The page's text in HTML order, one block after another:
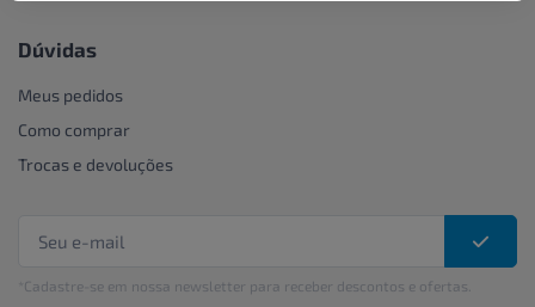
Dúvidas
Meus pedidos
Como comprar
Trocas e devoluções
*Cadastre-se em nossa newsletter para receber descontos e ofertas.